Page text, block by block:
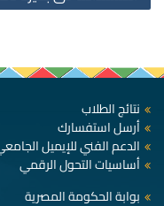
نتائج الطلاب
أرسل استفسارك
الدعم الفني للإيميل
أساسيات التحول الرقمي
بوابة الحكومة المصرية